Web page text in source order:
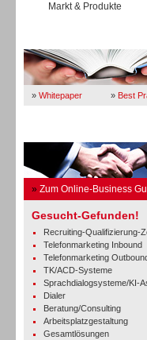
Markt & Produkte
» Whitepaper » Best
» Zum Online-Business
Gesucht-Gefunden!
Recruiting-Qualifizierung-
Telefonmarketing Inbound
Telefonmarketing
TK/ACD-Systeme
Sprachdialogsysteme/KI-
Dialer
Beratung/Consulting
Arbeitsplatzgestaltung
Gesamtlösungen